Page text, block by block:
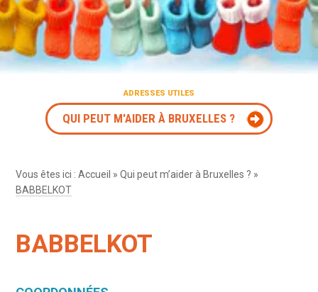
ADRESSES UTILES
QUI PEUT M'AIDER À BRUXELLES ?
Vous êtes ici :Accueil »Qui peut m’aider à Bruxelles ? »
BABBELKOT
BABBELKOT